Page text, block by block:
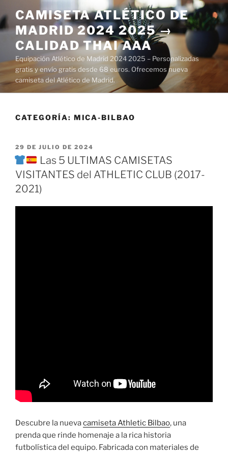
al
contenido
CAMISETA ATLÉTICO DE
MADRID 2024 2025 →
CALIDAD THAI AAA
Equipación Atlético de Madrid 2024 2025 – Personalizadas
gratis y envío gratis desde 68 euros. Ofrecemos nueva
camiseta del Atlético de Madrid.
CATEGORÍA: MICA-BILBAO
PUBLICADO
EL
29 DE JULIO DE 2024
Las 5 ULTIMAS CAMISETAS
VISITANTES del ATHLETIC CLUB (2017-
2021)
Descubre la nuevacamiseta Athletic Bilbao, una
prenda que rinde homenaje a la rica historia
futbolística del equipo. Fabricada con materiales de